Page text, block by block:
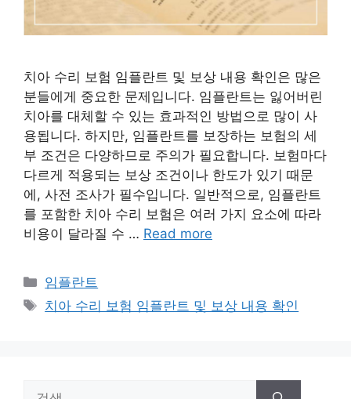
치아 수리 보험 임플란트 및 보상 내용 확인은 많은
분들에게 중요한 문제입니다. 임플란트는 잃어버린
치아를 대체할 수 있는 효과적인 방법으로 많이 사
용됩니다. 하지만, 임플란트를 보장하는 보험의 세
부 조건은 다양하므로 주의가 필요합니다. 보험마다
다르게 적용되는 보상 조건이나 한도가 있기 때문
에, 사전 조사가 필수입니다. 일반적으로, 임플란트
를 포함한 치아 수리 보험은 여러 가지 요소에 따라
비용이 달라질 수 … Read more
카
테
고
임플란트
태
치아 수리 보험 임플란트 및 보상 내용 확인